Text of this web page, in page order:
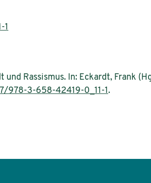
und Rassismus. In: Eckardt, Frank
978-3-658-42419-0_11-1 .